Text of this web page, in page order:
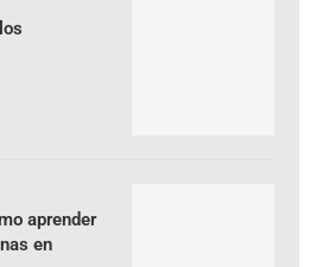
aprender
en